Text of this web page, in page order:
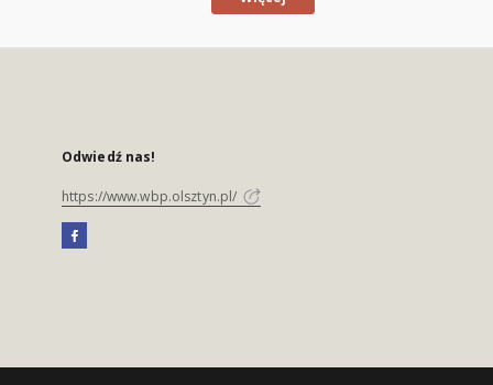
Odwiedź nas!
https://www.wbp.olsztyn.pl/